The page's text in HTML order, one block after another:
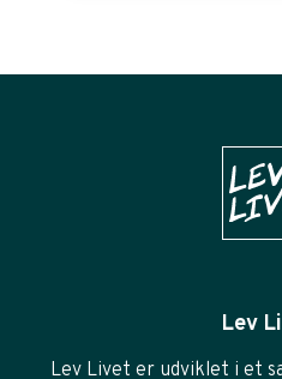
Lev
Lev Livet er udviklet i et